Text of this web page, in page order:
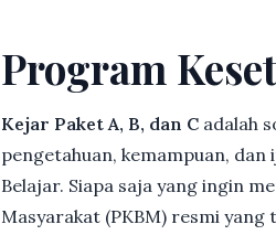
Program
Kejar Paket A, B, dan C adalah
pengetahuan, kemampuan, dan
Belajar. Siapa saja yang ingin
Masyarakat (PKBM) resmi